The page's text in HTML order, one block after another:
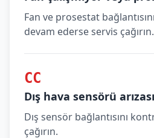
Fan ve prosestat
devam ederse servis çağırın.
CC
Dış hava sensörü arızası
Dış sensör bağlantısını
çağırın.